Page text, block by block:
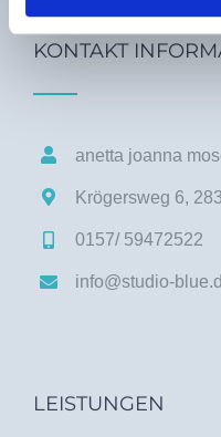
KONTAKT
anetta joanna
Krögersweg 6,
0157/ 59472522
info@studio-
LEISTUNGEN